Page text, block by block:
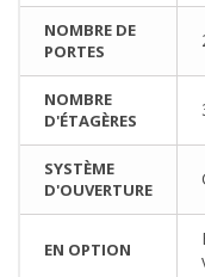
NOMBRE DE
PORTES
NOMBRE
D'ÉTAGÈRES
SYSTÈME
D'OUVERTURE
EN OPTION